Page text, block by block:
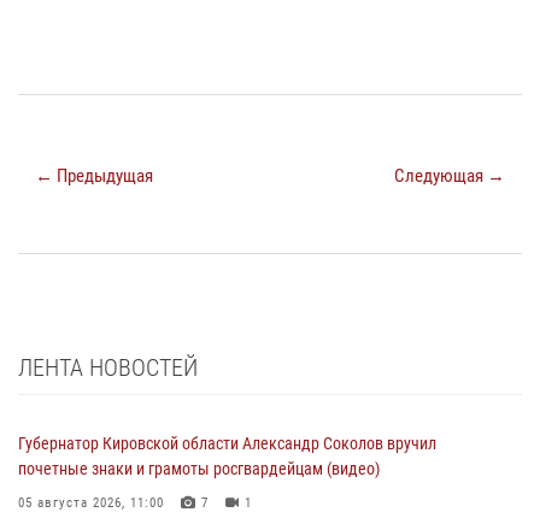
← Предыдущая Следующая →
ЛЕНТА НОВОСТЕЙ
Губернатор Кировской области Александр Соколов вручил
почетные знаки и грамоты росгвардейцам (видео)
05 августа 2026, 11:00 7 1